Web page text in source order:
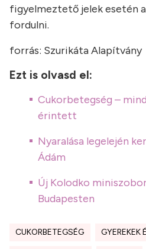
figyelmeztető jelek esetén
fordulni.
forrás: Szurikáta Alapítvány
Ezt is olvasd el:
Cukorbetegség –
érintett
Nyaralása legelején
Ádám
Új Kolodko
Budapesten
CUKORBETEGSÉG GYEREKEK